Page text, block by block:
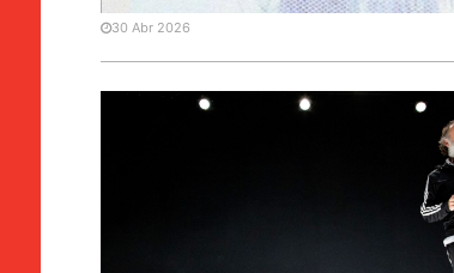
30 Abr 2026